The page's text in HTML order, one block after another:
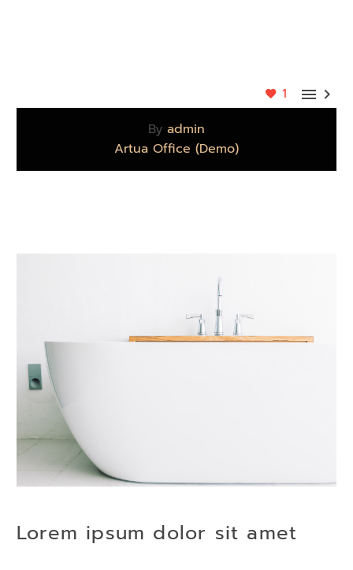
1  
By admin
Artua Office (Demo)
Lorem ipsum dolor sit amet